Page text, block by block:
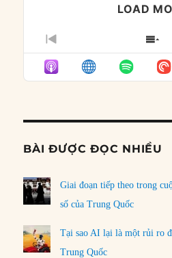
LOAD
PREVIOUS
EPISODE
BÀI ĐƯỢC ĐỌC NHIỀU
Giai đoạn tiếp theo trong
số của Trung Quốc
Tại sao AI lại là một rủi ro
Trung Quốc